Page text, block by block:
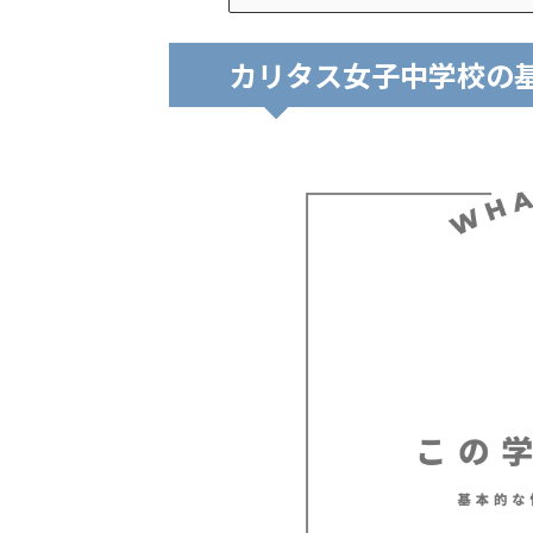
カリタス女子中学校の